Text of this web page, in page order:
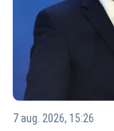
7 aug. 2026, 15:26